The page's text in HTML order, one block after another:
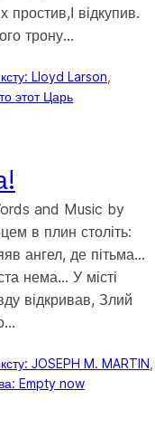
відкупив.
трону…
Lloyd Larson
этот Царь
and Music by
в плин століть:
ангел, де пітьма…
нема… У місті
відкривав, Злий
JOSEPH M. MARTIN
Empty now